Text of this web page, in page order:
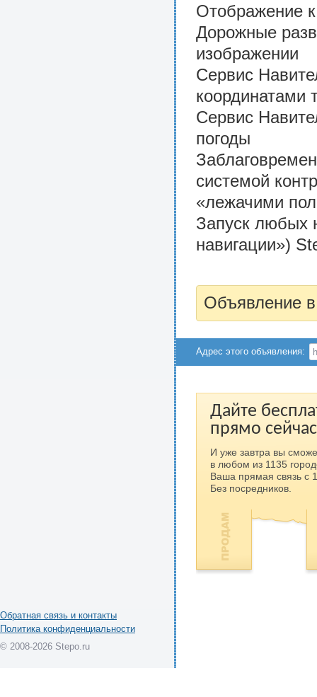
Отображение
Дорожные
изображении
Сервис
координатами
Сервис
погоды
системой
«лежачими
Запуск любых
навигации»)
Объявление
Адрес этого объявления:
Дайте
прямо
И уже завтра вы
в любом из 1135
Ваша прямая связь с
Без посредников.
Обратная связь и контакты
Политика конфиденциальности
© 2008-2026 Stepo.ru